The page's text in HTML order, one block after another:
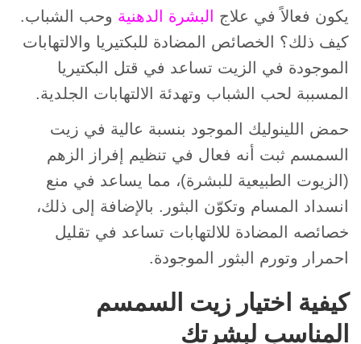
يكون فعالاً في علاج
البشرة الدهنية وحب الشباب.
كيف ذلك؟ الخصائص المضادة للبكتيريا والالتهابات
الموجودة في الزيت تساعد في قتل البكتيريا
المسببة لحب الشباب وتهدئة الالتهابات الجلدية.
حمض اللينوليك الموجود بنسبة عالية في زيت
السمسم ثبت أنه فعال في تنظيم إفراز الزهم
(الزيوت الطبيعية للبشرة)، مما يساعد في منع
انسداد المسام وتكوّن البثور. بالإضافة إلى ذلك،
خصائصه المضادة للالتهابات تساعد في تقليل
احمرار وتورم البثور الموجودة.
كيفية اختيار زيت السمسم
المناسب لبشرتك